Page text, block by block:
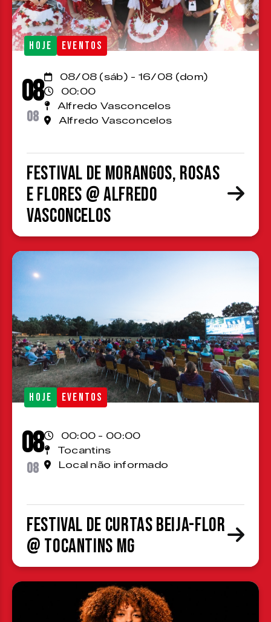
HOJE EVENTOS
08
08
08/08 (sáb) - 16/08 (dom)
00:00
Alfredo Vasconcelos
Alfredo Vasconcelos
Festival de Morangos, Rosas
e Flores @ Alfredo
Vasconcelos
HOJE EVENTOS
08
08
00:00 - 00:00
Tocantins
Local não informado
Festival de Curtas Beija-Flor
@ Tocantins MG